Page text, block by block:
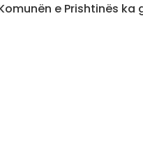
e Prishtinës ka